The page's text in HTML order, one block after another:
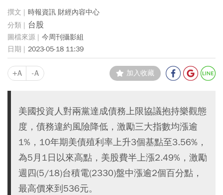
時報資訊 財經內容中心
台股
今周刊攝影組
2023-05-18 11:39
+A -A 加入收藏
美國投資人對兩黨達成債務上限協議抱持樂觀態
度，債務違約風險降低，激勵三大指數均漲逾
1%，10年期美債殖利率上升3個基點至3.56%，
為5月1日以來高點，美股費半上漲2.49%，激勵
週四(5/18)台積電(2330)盤中漲逾2個百分點，
最高價來到536元。